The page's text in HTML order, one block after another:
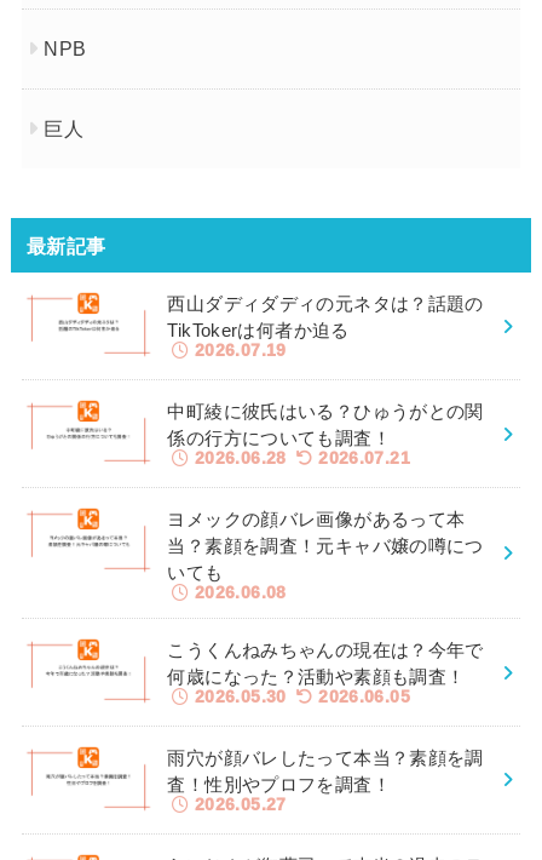
NPB
巨人
最新記事
西山ダディダディの元ネタは？話題の
TikTokerは何者か迫る
2026.07.19
中町綾に彼氏はいる？ひゅうがとの関
係の行方についても調査！
2026.06.28 2026.07.21
ヨメックの顔バレ画像があるって本
当？素顔を調査！元キャバ嬢の噂につ
いても
2026.06.08
こうくんねみちゃんの現在は？今年で
何歳になった？活動や素顔も調査！
2026.05.30 2026.06.05
雨穴が顔バレしたって本当？素顔を調
査！性別やプロフを調査！
2026.05.27